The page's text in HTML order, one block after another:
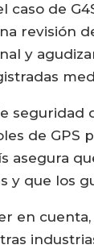
caso de
revisión
y
de GPS
asegura
y que los
en